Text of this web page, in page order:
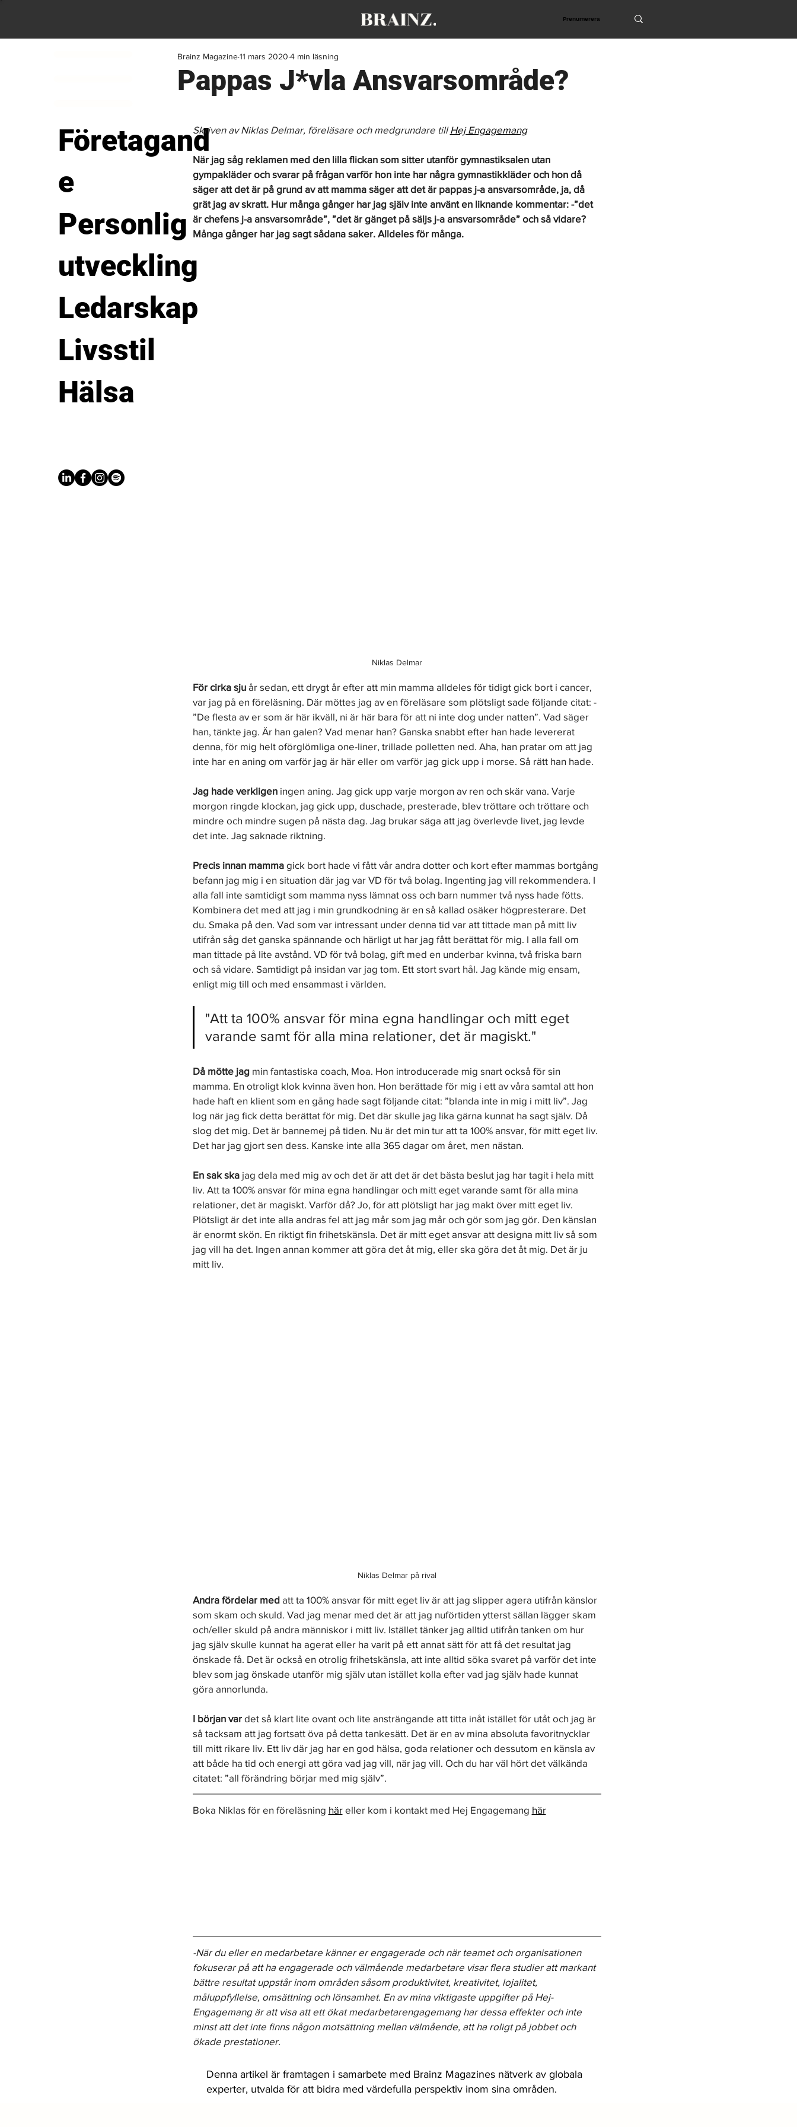
Prenumerera
Företagand
e
Personlig
utveckling
Ledarskap
Livsstil
Hälsa
Pappas J*vla Ansvarsområde?
Brainz Magazine 11 mars 2020 4 min läsning
Skriven av Niklas Delmar, föreläsare och medgrundare till Hej Engagemang
När jag såg reklamen med den lilla flickan som sitter utanför gymnastiksalen utan
gympakläder och svarar på frågan varför hon inte har några gymnastikkläder och hon då
säger att det är på grund av att mamma säger att det är pappas j-a ansvarsområde, ja, då
grät jag av skratt. Hur många gånger har jag själv inte använt en liknande kommentar: -”det
är chefens j-a ansvarsområde”, ”det är gänget på säljs j-a ansvarsområde” och så vidare?
Många gånger har jag sagt sådana saker. Alldeles för många.
Niklas Delmar
För cirka sju år sedan, ett drygt år efter att min mamma alldeles för tidigt gick bort i cancer,
var jag på en föreläsning. Där möttes jag av en föreläsare som plötsligt sade följande citat: -
”De flesta av er som är här ikväll, ni är här bara för att ni inte dog under natten”. Vad säger
han, tänkte jag. Är han galen? Vad menar han? Ganska snabbt efter han hade levererat
denna, för mig helt oförglömliga one-liner, trillade polletten ned. Aha, han pratar om att jag
inte har en aning om varför jag är här eller om varför jag gick upp i morse. Så rätt han hade.
Jag hade verkligen ingen aning. Jag gick upp varje morgon av ren och skär vana. Varje
morgon ringde klockan, jag gick upp, duschade, presterade, blev tröttare och tröttare och
mindre och mindre sugen på nästa dag. Jag brukar säga att jag överlevde livet, jag levde
det inte. Jag saknade riktning.
Precis innan mamma gick bort hade vi fått vår andra dotter och kort efter mammas bortgång
befann jag mig i en situation där jag var VD för två bolag. Ingenting jag vill rekommendera. I
alla fall inte samtidigt som mamma nyss lämnat oss och barn nummer två nyss hade fötts.
Kombinera det med att jag i min grundkodning är en så kallad osäker högpresterare. Det
du. Smaka på den. Vad som var intressant under denna tid var att tittade man på mitt liv
utifrån såg det ganska spännande och härligt ut har jag fått berättat för mig. I alla fall om
man tittade på lite avstånd. VD för två bolag, gift med en underbar kvinna, två friska barn
och så vidare. Samtidigt på insidan var jag tom. Ett stort svart hål. Jag kände mig ensam,
enligt mig till och med ensammast i världen.
"Att ta 100% ansvar för mina egna handlingar och mitt eget
varande samt för alla mina relationer, det är magiskt."
Då mötte jag min fantastiska coach, Moa. Hon introducerade mig snart också för sin
mamma. En otroligt klok kvinna även hon. Hon berättade för mig i ett av våra samtal att hon
hade haft en klient som en gång hade sagt följande citat: ”blanda inte in mig i mitt liv”. Jag
log när jag fick detta berättat för mig. Det där skulle jag lika gärna kunnat ha sagt själv. Då
slog det mig. Det är bannemej på tiden. Nu är det min tur att ta 100% ansvar, för mitt eget liv.
Det har jag gjort sen dess. Kanske inte alla 365 dagar om året, men nästan.
En sak ska jag dela med mig av och det är att det är det bästa beslut jag har tagit i hela mitt
liv. Att ta 100% ansvar för mina egna handlingar och mitt eget varande samt för alla mina
relationer, det är magiskt. Varför då? Jo, för att plötsligt har jag makt över mitt eget liv.
Plötsligt är det inte alla andras fel att jag mår som jag mår och gör som jag gör. Den känslan
är enormt skön. En riktigt fin frihetskänsla. Det är mitt eget ansvar att designa mitt liv så som
jag vill ha det. Ingen annan kommer att göra det åt mig, eller ska göra det åt mig. Det är ju
mitt liv.
Niklas Delmar på rival
Andra fördelar med att ta 100% ansvar för mitt eget liv är att jag slipper agera utifrån känslor
som skam och skuld. Vad jag menar med det är att jag nuförtiden ytterst sällan lägger skam
och/eller skuld på andra människor i mitt liv. Istället tänker jag alltid utifrån tanken om hur
jag själv skulle kunnat ha agerat eller ha varit på ett annat sätt för att få det resultat jag
önskade få. Det är också en otrolig frihetskänsla, att inte alltid söka svaret på varför det inte
blev som jag önskade utanför mig själv utan istället kolla efter vad jag själv hade kunnat
göra annorlunda.
I början var det så klart lite ovant och lite ansträngande att titta inåt istället för utåt och jag är
så tacksam att jag fortsatt öva på detta tankesätt. Det är en av mina absoluta favoritnycklar
till mitt rikare liv. Ett liv där jag har en god hälsa, goda relationer och dessutom en känsla av
att både ha tid och energi att göra vad jag vill, när jag vill. Och du har väl hört det välkända
citatet: ”all förändring börjar med mig själv”.
Boka Niklas för en föreläsning här eller kom i kontakt med Hej Engagemang här
-När du eller en medarbetare känner er engagerade och när teamet och organisationen
fokuserar på att ha engagerade och välmående medarbetare visar flera studier att markant
bättre resultat uppstår inom områden såsom produktivitet, kreativitet, lojalitet,
måluppfyllelse, omsättning och lönsamhet. En av mina viktigaste uppgifter på Hej-
Engagemang är att visa att ett ökat medarbetarengagemang har dessa effekter och inte
minst att det inte finns någon motsättning mellan välmående, att ha roligt på jobbet och
ökade prestationer.
Denna artikel är framtagen i samarbete med Brainz Magazines nätverk av globala
experter, utvalda för att bidra med värdefulla perspektiv inom sina områden.